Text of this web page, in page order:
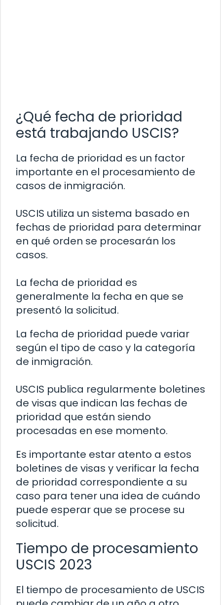
¿Qué fecha de prioridad
está trabajando USCIS?
La fecha de prioridad es un factor
importante en el procesamiento de
casos de inmigración.
USCIS utiliza un sistema basado en
fechas de prioridad para determinar
en qué orden se procesarán los
casos.
La fecha de prioridad es
generalmente la fecha en que se
presentó la solicitud.
La fecha de prioridad puede variar
según el tipo de caso y la categoría
de inmigración.
USCIS publica regularmente boletines
de visas que indican las fechas de
prioridad que están siendo
procesadas en ese momento.
Es importante estar atento a estos
boletines de visas y verificar la fecha
de prioridad correspondiente a su
caso para tener una idea de cuándo
puede esperar que se procese su
solicitud.
Tiempo de procesamiento
USCIS 2023
El tiempo de procesamiento de USCIS